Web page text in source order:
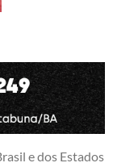
e dos Estados